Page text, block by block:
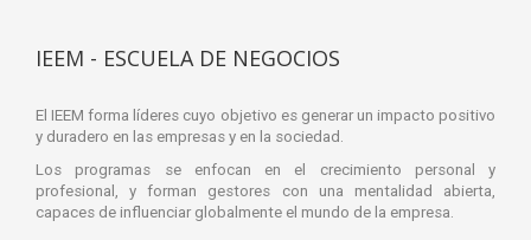
IEEM - ESCUELA DE NEGOCIOS
El IEEM forma líderes cuyo objetivo es generar un impacto positivo
y duradero en las empresas y en la sociedad.
Los programas se enfocan en el crecimiento personal y
profesional, y forman gestores con una mentalidad abierta,
capaces de influenciar globalmente el mundo de la empresa.